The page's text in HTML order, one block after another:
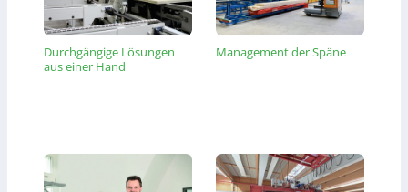
Durchgängige Lösungen
aus einer Hand
Management der Späne